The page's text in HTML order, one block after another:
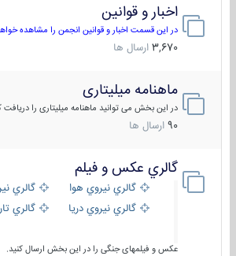
اخبار و قوانین
در این قسمت اخبار و قوانین انجمن را مشاهده خواهید
3,670 ارسال ها
ماهنامه میلیتاری
در این بخش می توانید ماهنامه میلیتاری را دریافت
90 ارسال ها
گالري عكس و فيلم
گالري نيروي هوايي
گالري
گالري نيروي دريايي
گالري
عکس و فیلمهای جنگی را در این بخش ارسال کنید.